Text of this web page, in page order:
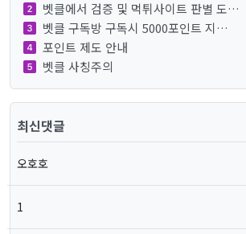
벳클에서 검증 및 먹튀사이트 판별 도…
벳클 구독방 구독시 5000포인트 지…
포인트 제도 안내
벳클 사칭주의
최신댓글
오호호
1